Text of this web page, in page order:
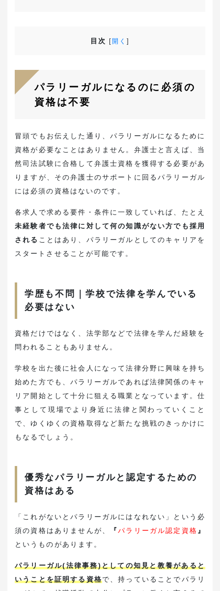
目次 開く
パラリーガルになるのに必須の
資格は不要
冒頭でもお伝えした通り、パラリーガルになるために
資格が必要なことはありません。弁護士と言えば、当
然司法試験に合格して弁護士資格を獲得する必要があ
りますが、その弁護士のサポートに回るパラリーガル
には必須の資格はないのです。
各求人で求める要件・条件に一致していれば、たとえ
未経験者でも法律に対して何の知識がない方でも採用
される ことはあり、パラリーガルとしてのキャリアを
スタートさせることが可能です。
学歴も不問｜学校で法律を学んでいる
必要はない
資格だけではなく、法学部などで法律を学んだ経験を
問われることもありません。
学校を出た後に社会人になって法律分野に興味を持ち
始めた方でも、パラリーガルであれば法律関係のキャ
リア開始として十分に狙える職業となっています。仕
事として現場でより身近に法律と関わっていくこと
で、ゆくゆくの資格取得など新たな挑戦のきっかけに
もなるでしょう。
優秀なパラリーガルと認定するための
資格はある
「これがないとパラリーガルにはなれない」という必
須の資格はありませんが、
『パラリーガル認定資格 』
というものがあります。
パラリーガル(法律事務)としての知見と教養があると
いうことを証明する資格で、持っていることでパラリ